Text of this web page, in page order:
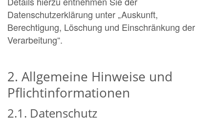
Datenschutzerklärung unter „Auskunft,
Berechtigung, Löschung und Einschränkung der
Verarbeitung“.
2. Allgemeine Hinweise und
Pflichtinformationen
2.1. Datenschutz